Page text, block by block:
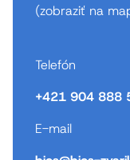
(zobraziť na
Telefón
+421 904 888
E-mail